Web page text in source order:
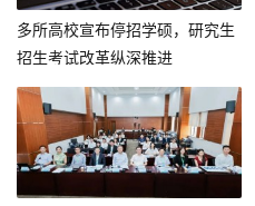
多所高校宣布停招学硕，研究生
招生考试改革纵深推进